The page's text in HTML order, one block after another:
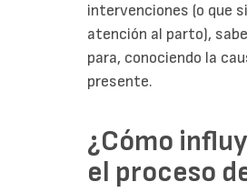
intervenciones (o que
atención al parto),
para, conociendo la
presente.
¿Cómo
el proceso